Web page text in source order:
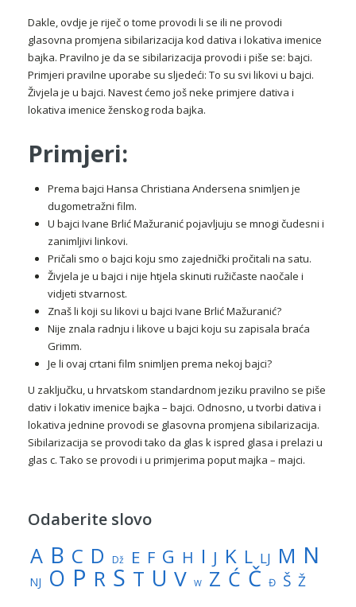
Dakle, ovdje je riječ o tome provodi li se ili ne provodi
glasovna promjena sibilarizacija kod dativa i lokativa imenice
bajka. Pravilno je da se sibilarizacija provodi i piše se: bajci.
Primjeri pravilne uporabe su sljedeći: To su svi likovi u bajci.
Živjela je u bajci. Navest ćemo još neke primjere dativa i
lokativa imenice ženskog roda bajka.
Primjeri:
Prema bajci Hansa Christiana Andersena snimljen je
dugometražni film.
U bajci Ivane Brlić Mažuranić pojavljuju se mnogi čudesni i
zanimljivi linkovi.
Pričali smo o bajci koju smo zajednički pročitali na satu.
Živjela je u bajci i nije htjela skinuti ružičaste naočale i
vidjeti stvarnost.
Znaš li koji su likovi u bajci Ivane Brlić Mažuranić?
Nije znala radnju i likove u bajci koju su zapisala braća
Grimm.
Je li ovaj crtani film snimljen prema nekoj bajci?
U zaključku, u hrvatskom standardnom jeziku pravilno se piše
dativ i lokativ imenice bajka – bajci. Odnosno, u tvorbi dativa i
lokativa jednine provodi se glasovna promjena sibilarizacija.
Sibilarizacija se provodi tako da glas k ispred glasa i prelazi u
glas c. Tako se provodi i u primjerima poput majka – majci.
Odaberite slovo
A B C D Dž E F G H I J K L LJ M N
NJ O P R S T U V W Z Ć Č Đ Š Ž